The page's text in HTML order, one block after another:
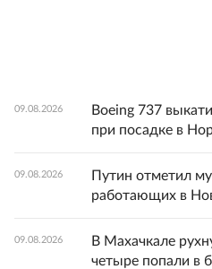
09.08.2026
Boeing 737
при посадке в
09.08.2026
Путин отметил
работающих в
09.08.2026
В Махачкале
четыре попали в